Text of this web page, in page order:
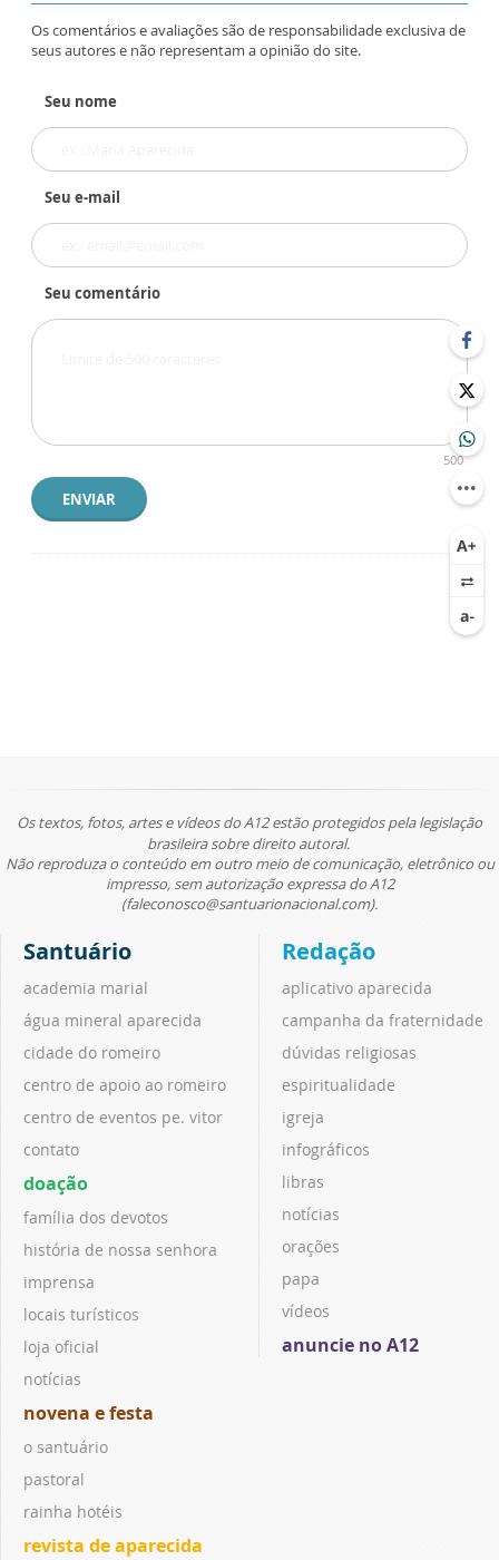
Os comentários e avaliações são de responsabilidade exclusiva de
seus autores e não representam a opinião do site.
Seu nome
Seu e-mail
Seu comentário
500
ENVIAR
Os textos, fotos, artes e vídeos do A12 estão protegidos pela legislação
brasileira sobre direito autoral.
Não reproduza o conteúdo em outro meio de comunicação, eletrônico ou
impresso, sem autorização expressa do A12
(faleconosco@santuarionacional.com).
Santuário
academia marial
água mineral aparecida
cidade do romeiro
centro de apoio ao romeiro
centro de eventos pe. vitor
contato
doação
família dos devotos
história de nossa senhora
imprensa
locais turísticos
loja oficial
notícias
novena e festa
o santuário
pastoral
rainha hotéis
revista de aparecida
Redação
aplicativo aparecida
campanha da fraternidade
dúvidas religiosas
espiritualidade
igreja
infográficos
libras
notícias
orações
papa
vídeos
anuncie no A12